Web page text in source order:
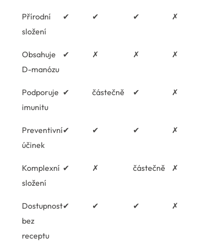
Přírodní
složení
✔ ✔ ✔ ✗
Obsahuje
D-manózu
✔ ✗ ✗ ✗
Podporuje
imunitu
✔ částečně ✔ ✗
Preventivní
účinek
✔ ✔ ✔ ✗
Komplexní
složení
✔ ✗ částečně ✗
Dostupnost
bez
receptu
✔ ✔ ✔ ✗